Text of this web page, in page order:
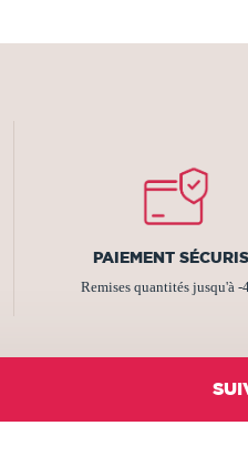
PAIEMENT
Remises quantités jusqu'à -